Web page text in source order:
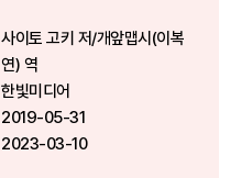
사이토 고키 저/개앞맵시(이복
연) 역
한빛미디어
2019-05-31
2023-03-10